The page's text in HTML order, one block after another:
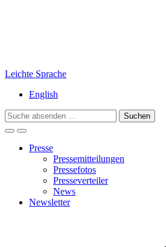
Leichte Sprache
English
Search
for:
Presse
Pressemitteilungen
Pressefotos
Presseverteiler
News
Newsletter